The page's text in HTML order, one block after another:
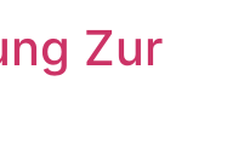
Zur